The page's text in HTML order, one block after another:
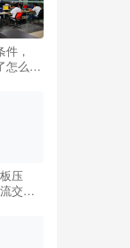
，
怎么补
压
交平